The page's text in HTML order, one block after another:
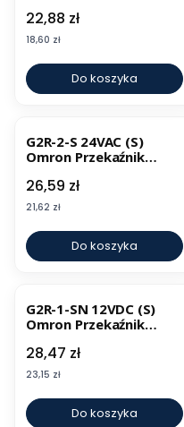
Cena
22,88 zł
Cena
18,60 zł
Do koszyka
G2R-2-S 24VAC (S)
Omron Przekaźnik
Cena
26,59 zł
Cena
21,62 zł
Do koszyka
G2R-1-SN 12VDC (S)
Omron Przekaźnik
Cena
28,47 zł
Cena
23,15 zł
Do koszyka